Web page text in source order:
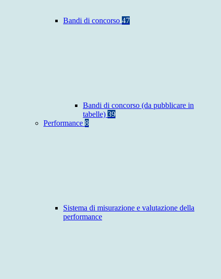
Bandi di concorso 47
Bandi di concorso (da pubblicare in
tabelle) 39
Performance 8
Sistema di misurazione e valutazione della
performance